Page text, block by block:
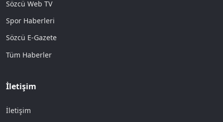
Sözcü Web TV
Spor Haberleri
Sözcü E-Gazete
Tüm Haberler
İletişim
İletişim